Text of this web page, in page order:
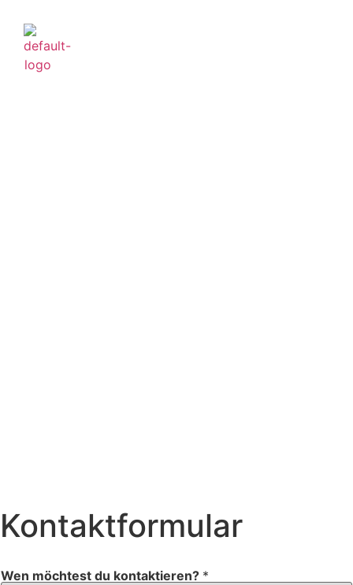
Kontaktformular
Wen möchtest du kontaktieren? *